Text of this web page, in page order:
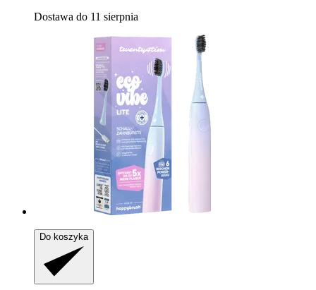
Dostawa do 11 sierpnia
Do koszyka